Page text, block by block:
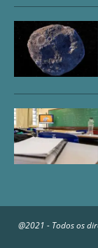
@2021 - Todos os